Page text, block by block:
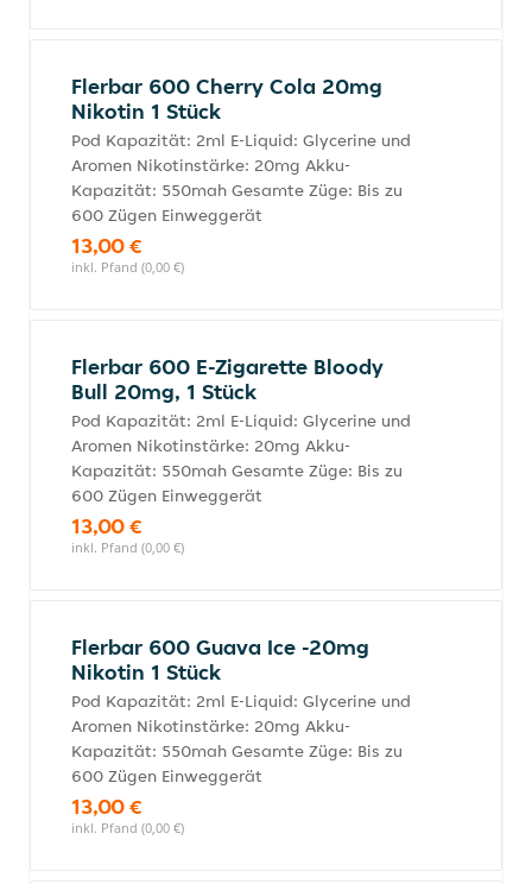
Flerbar 600 Cherry Cola 20mg
Nikotin 1 Stück
Pod Kapazität: 2ml E-Liquid: Glycerine und
Aromen Nikotinstärke: 20mg Akku-
Kapazität: 550mah Gesamte Züge: Bis zu
600 Zügen Einweggerät
13,00 €
inkl. Pfand (0,00 €)
Flerbar 600 E-Zigarette Bloody
Bull 20mg, 1 Stück
Pod Kapazität: 2ml E-Liquid: Glycerine und
Aromen Nikotinstärke: 20mg Akku-
Kapazität: 550mah Gesamte Züge: Bis zu
600 Zügen Einweggerät
13,00 €
inkl. Pfand (0,00 €)
Flerbar 600 Guava Ice -20mg
Nikotin 1 Stück
Pod Kapazität: 2ml E-Liquid: Glycerine und
Aromen Nikotinstärke: 20mg Akku-
Kapazität: 550mah Gesamte Züge: Bis zu
600 Zügen Einweggerät
13,00 €
inkl. Pfand (0,00 €)